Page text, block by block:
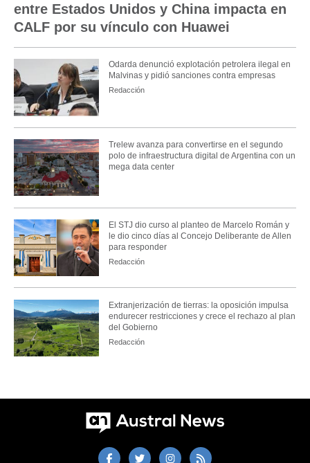
entre Estados Unidos y China impacta en
CALF por su vínculo con Huawei
Odarda denunció explotación petrolera ilegal en
Malvinas y pidió sanciones contra empresas
Redacción
Trelew avanza para convertirse en el segundo
polo de infraestructura digital de Argentina con un
mega data center
El STJ dio curso al planteo de Marcelo Román y
le dio cinco días al Concejo Deliberante de Allen
para responder
Redacción
Extranjerización de tierras: la oposición impulsa
endurecer restricciones y crece el rechazo al plan
del Gobierno
Redacción